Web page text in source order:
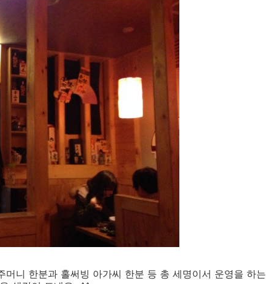
머니 한분과 홀써빙 아가씨 한분 등 총 세명이서 운영을 하는